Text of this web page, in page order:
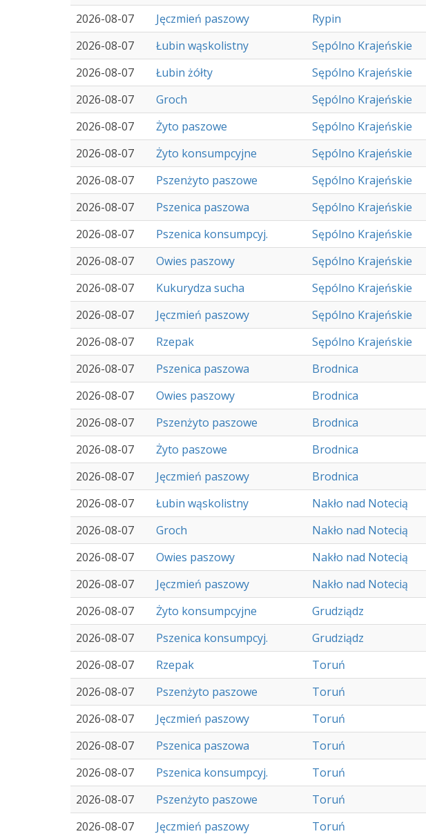
2026-08-07
Jęczmień paszowy Rypin
2026-08-07
Łubin wąskolistny Sępólno Krajeńskie
2026-08-07
Łubin żółty Sępólno Krajeńskie
2026-08-07
Groch Sępólno Krajeńskie
2026-08-07
Żyto paszowe Sępólno Krajeńskie
2026-08-07
Żyto konsumpcyjne Sępólno Krajeńskie
2026-08-07
Pszenżyto paszowe Sępólno Krajeńskie
2026-08-07
Pszenica paszowa Sępólno Krajeńskie
2026-08-07
Pszenica konsumpcyj. Sępólno Krajeńskie
2026-08-07
Owies paszowy Sępólno Krajeńskie
2026-08-07
Kukurydza sucha Sępólno Krajeńskie
2026-08-07
Jęczmień paszowy Sępólno Krajeńskie
2026-08-07
Rzepak Sępólno Krajeńskie
2026-08-07
Pszenica paszowa Brodnica
2026-08-07
Owies paszowy Brodnica
2026-08-07
Pszenżyto paszowe Brodnica
2026-08-07
Żyto paszowe Brodnica
2026-08-07
Jęczmień paszowy Brodnica
2026-08-07
Łubin wąskolistny Nakło nad Notecią
2026-08-07
Groch Nakło nad Notecią
2026-08-07
Owies paszowy Nakło nad Notecią
2026-08-07
Jęczmień paszowy Nakło nad Notecią
2026-08-07
Żyto konsumpcyjne Grudziądz
2026-08-07
Pszenica konsumpcyj. Grudziądz
2026-08-07
Rzepak Toruń
2026-08-07
Pszenżyto paszowe Toruń
2026-08-07
Jęczmień paszowy Toruń
2026-08-07
Pszenica paszowa Toruń
2026-08-07
Pszenica konsumpcyj. Toruń
2026-08-07
Pszenżyto paszowe Toruń
2026-08-07
Jęczmień paszowy Toruń